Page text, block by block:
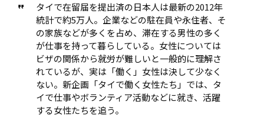
タイで在留届を提出済の日本人は最新の2012年
統計で約5万人。企業などの駐在員や永住者、そ
の家族などが多くを占め、滞在する男性の多く
が仕事を持って暮らしている。女性については
ビザの関係から就労が難しいと一般的に理解さ
れているが、実は「働く」女性は決して少なく
ない。新企画「タイで働く女性たち」では、タ
イで仕事やボランティア活動などに就き、活躍
する女性たちを追う。